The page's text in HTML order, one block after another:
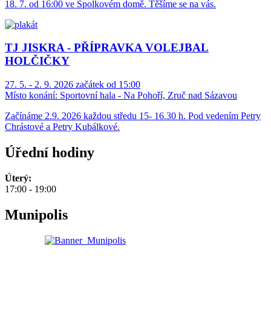
18. 7. od 16:00 ve Spolkovém domě. Těšíme se na vás.
TJ JISKRA - PŘÍPRAVKA VOLEJBAL
HOLČIČKY
27. 5. - 2. 9. 2026 začátek od 15:00
Místo konání: Sportovní hala - Na Pohoří, Zruč nad Sázavou
Začínáme 2.9. 2026 každou středu 15- 16.30 h. Pod vedením Petry
Chrástové a Petry Kubálkové.
Úřední hodiny
Úterý:
17:00 - 19:00
Munipolis